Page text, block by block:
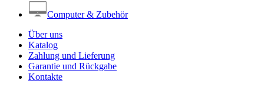
Computer & Zubehör
Über uns
Katalog
Zahlung und Lieferung
Garantie und Rückgabe
Kontakte